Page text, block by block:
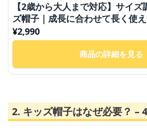
【2歳から大人まで対応】サイ
ズ帽子｜成長に合わせて長く使
アーバンキッズキャップ
¥2,990
商品の詳細を見る
2. キッズ帽子はなぜ必要？ –